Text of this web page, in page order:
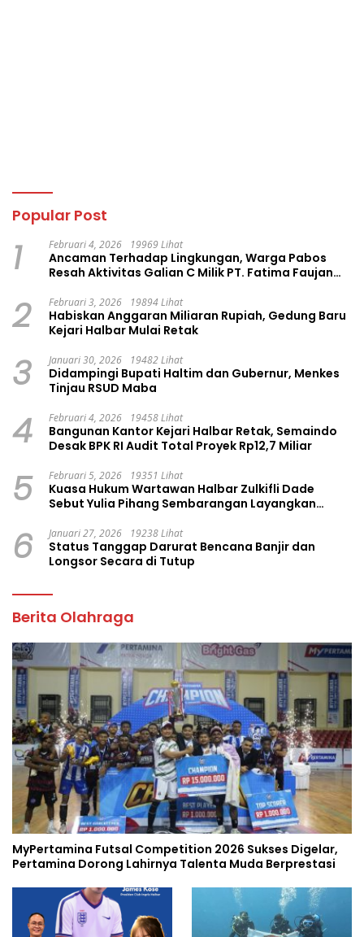
Popular Post
1 Februari 4, 2026 19969 Lihat
Ancaman Terhadap Lingkungan, Warga Pabos
Resah Aktivitas Galian C Milik PT. Fatima Faujan
2 Februari 3, 2026 19894 Lihat
Habiskan Anggaran Miliaran Rupiah, Gedung Baru
Kejari Halbar Mulai Retak
3 Januari 30, 2026 19482 Lihat
Didampingi Bupati Haltim dan Gubernur, Menkes
Tinjau RSUD Maba
4 Februari 4, 2026 19458 Lihat
Bangunan Kantor Kejari Halbar Retak, Semaindo
Desak BPK RI Audit Total Proyek Rp12,7 Miliar
5 Februari 5, 2026 19351 Lihat
Kuasa Hukum Wartawan Halbar Zulkifli Dade
Sebut Yulia Pihang Sembarangan Layangkan
6 Januari 27, 2026 19238 Lihat
Status Tanggap Darurat Bencana Banjir dan
Longsor Secara di Tutup
Berita Olahraga
MyPertamina Futsal Competition 2026 Sukses Digelar,
Pertamina Dorong Lahirnya Talenta Muda Berprestasi